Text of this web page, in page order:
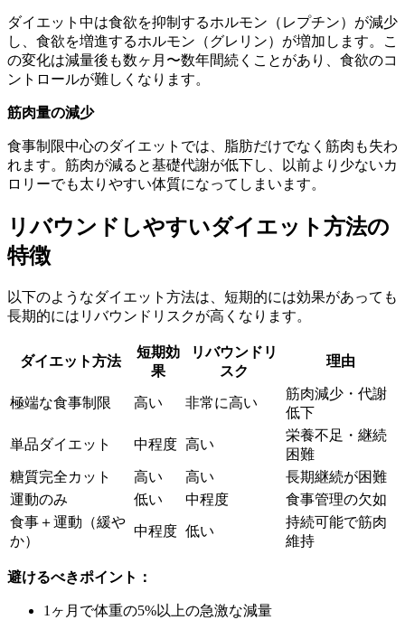
ダイエット中は食欲を抑制するホルモン（レプチン）が減少
し、食欲を増進するホルモン（グレリン）が増加します。こ
の変化は減量後も数ヶ月〜数年間続くことがあり、食欲のコ
ントロールが難しくなります。
筋肉量の減少
食事制限中心のダイエットでは、脂肪だけでなく筋肉も失わ
れます。筋肉が減ると基礎代謝が低下し、以前より少ないカ
ロリーでも太りやすい体質になってしまいます。
リバウンドしやすいダイエット方法の
特徴
以下のようなダイエット方法は、短期的には効果があっても
長期的にはリバウンドリスクが高くなります。
ダイエット方法
短期効
果
リバウンドリ
スク
理由
極端な食事制限 高い 非常に高い
筋肉減少・代謝
低下
単品ダイエット 中程度 高い
栄養不足・継続
困難
糖質完全カット
高い 高い
長期継続が困難
運動のみ
低い 中程度
食事管理の欠如
食事＋運動（緩や
か）
中程度 低い
持続可能で筋肉
維持
避けるべきポイント：
1ヶ月で体重の5%以上の急激な減量